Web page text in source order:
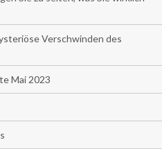
Verschwinden des
Mai 2023